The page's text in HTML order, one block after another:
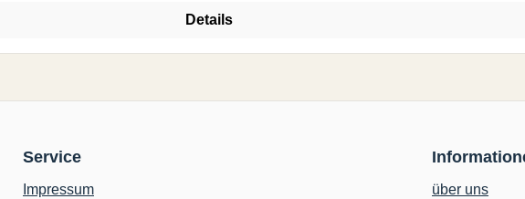
Details
Service
Impressum
über uns